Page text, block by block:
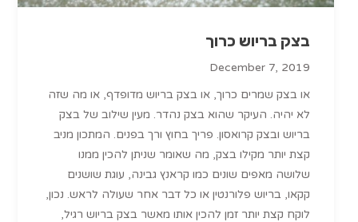
בצק בריוש כרוך
December 7, 2019
או בצק שמרים כרוך, או בצק בריוש מדופדף, או מה שזה
לא יהיה. העיקר שהוא בצק נהדר. מעין שילוב של בצק
בריוש ובצק קרואסון. פריך בחוץ ורך בפנים. המתכון מניב
קצת יותר מקילו בצק, מה שאומר שניתן להכין ממנו
שלושה מאפים שונים כמו קראנץ גבינה, עוגת שושנים
קקאו, בריוש פלורנטין או כל דבר אחר שעולה לראש. נכון,
לוקח קצת יותר זמן להכין אותו מאשר בצק בריוש רגיל,